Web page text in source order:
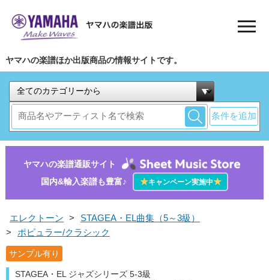
ヤマハの楽譜ほか出版商品の情報サイトです。
条件を追加
ヤマハの楽譜通販サイト
国内&輸入楽譜も豊富♪
★キャンペーン実施中★
エレクトーン >
STAGEA・EL曲集（5～3級）
>
ポピュラー/クラシック
サンプル有り
STAGEA・EL ジャズシリーズ 5-3級